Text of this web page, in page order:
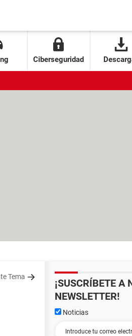
Ciberseguridad
Tema
¡SUSCRÍBETE A
NEWSLETTER!
Noticias